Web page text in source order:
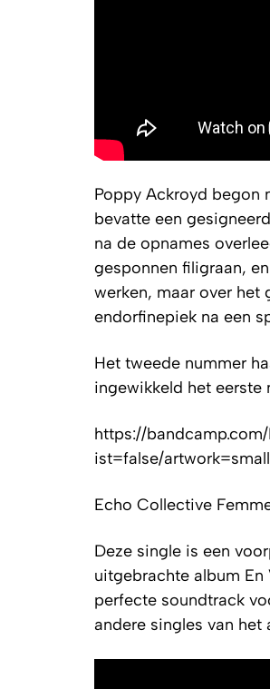
Poppy Ackroyd begon
bevatte een
na de opnames
gesponnen filigraan,
werken, maar over het
endorfinepiek na een
Het tweede nummer
ingewikkeld het eerste
https://
ist=false/
Echo Collective
Deze single is een
uitgebrachte album En
perfecte soundtrack
andere singles van het